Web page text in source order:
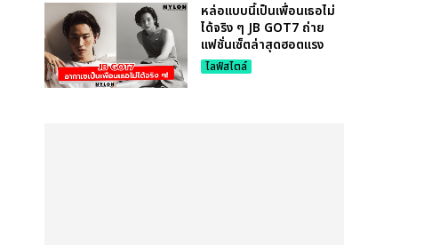
หล่อแบบนี้เป็นเพื่อนเธอไม่
ได้จริง ๆ JB GOT7 ถ่าย
แฟชั่นเซ็ตล่าสุดฮอตแรง
ไลฟ์สไตล์